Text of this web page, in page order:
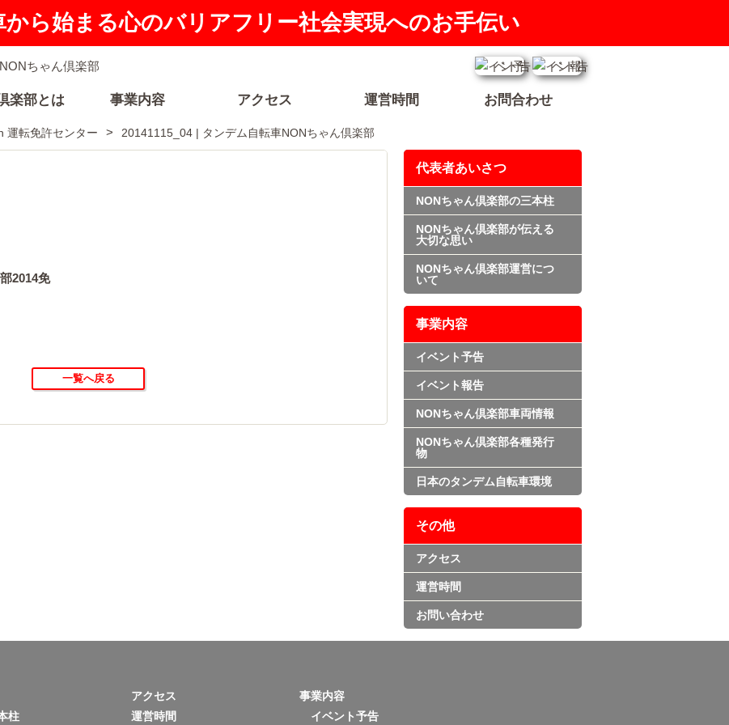
ら始まる心のバリアフリー社会実現へのお手伝い
楽部とは 事業内容 アクセス 運営時間 お問合わせ
運転免許センター 20141115_04 | タンデム自転車NONちゃん倶楽部
一覧へ戻る
代表者あいさつ
NONちゃん倶楽部の三本柱
NONちゃん倶楽部が伝える
大切な思い
NONちゃん倶楽部運営につ
いて
事業内容
イベント予告
イベント報告
NONちゃん倶楽部車両情報
NONちゃん倶楽部各種発行
物
日本のタンデム自転車環境
その他
アクセス
運営時間
お問い合わせ
柱
アクセス
運営時間
事業内容
イベント予告